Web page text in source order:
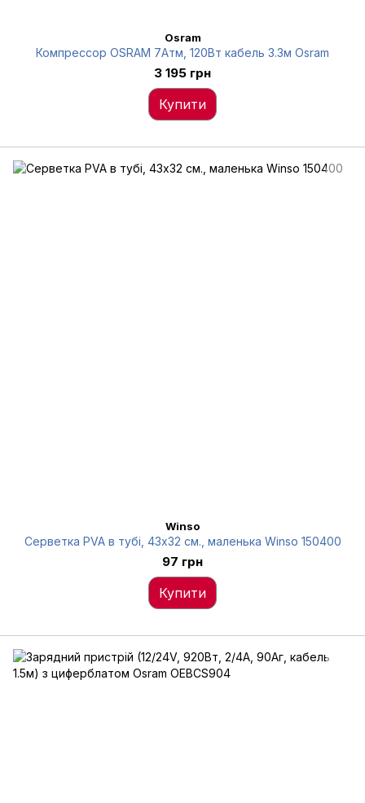
Osram
Компрессор OSRAM 7Атм, 120Вт кабель 3.3м Osram
3 195 грн
Купити
Winso
Серветка PVA в тубі, 43x32 см., маленька Winso 150400
97 грн
Купити